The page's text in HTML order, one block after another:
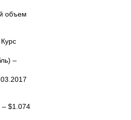
объем
–
– $1.074